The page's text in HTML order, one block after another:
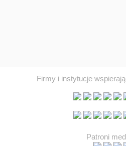
Firmy i instytucje
Patroni